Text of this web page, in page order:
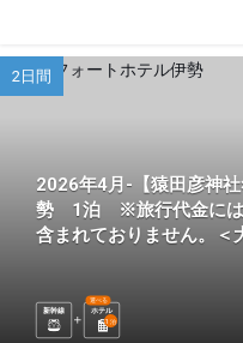
2日間
2026年4月-【猿田彦神
勢 1泊 ※旅行代金には
含まれておりません。＜
新幹線 ホテル
選べる
1 泊